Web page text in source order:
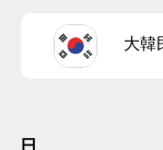
大韓
日